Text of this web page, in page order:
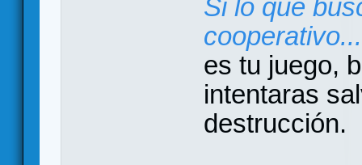
Si lo que
cooperativo...
es tu juego,
intentaras
destrucción.